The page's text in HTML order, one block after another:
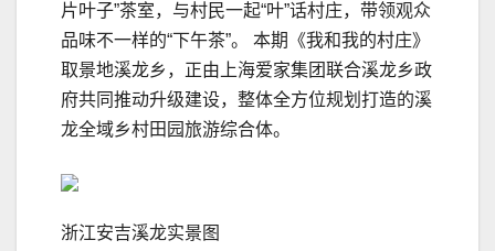
片叶子”茶室，与村民一起“叶”话村庄，带领观众
品味不一样的“下午茶”。 本期《我和我的村庄》
取景地溪龙乡，正由上海爱家集团联合溪龙乡政
府共同推动升级建设，整体全方位规划打造的溪
龙全域乡村田园旅游综合体。
浙江安吉溪龙实景图